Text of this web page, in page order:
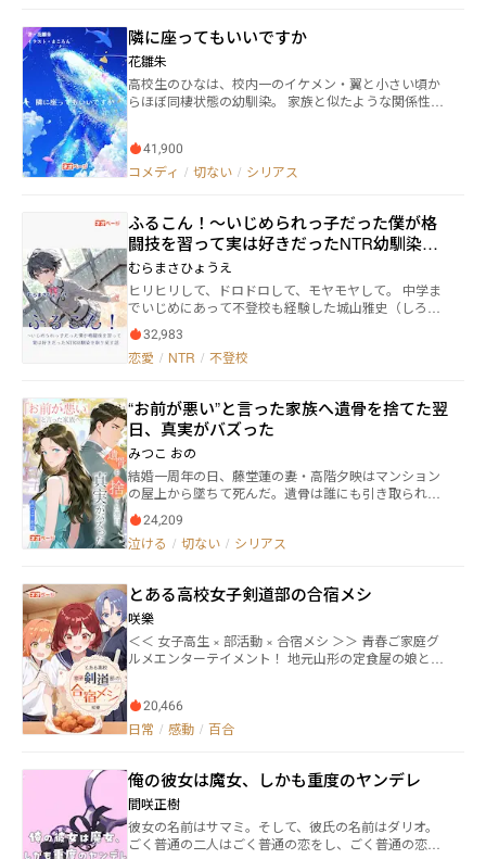
四辻家の屋敷に足を踏み入れたとき、黒川凛は家主の
座に堂々と座って、クズ男とその不貞な女が茶を注ぐ
のを待ち構えていた。 四辻清は厳しい表情で言った。
「これが君の母親だ。四辻家の女主人だ。これから
は、俺を尊敬するように、凛を尊敬しなさい。」 凛は
だね。『ママ』って呼んでみなよ。」 四辻涼斗は怒り
と嫉妬で顔がひび割れそうだった。 彼女がクズ男と不
貞女を完全に無力化させるため、凛はベッドの上であ
の財産を奪おうと決心した。 しかし毎晩…… 「清、お
願い、放して！ 眠いの。」 満たされることのない男の
前で、凛は腰が砕けそうだった。 だが、男は深い瞳で
冷静に言った。 「跡継ぎはもういらないんだろう？」
凛は歯を食いしばり、男の唇に自らキスをして返事を
した。
隣に座ってもいいですか
花雛朱
高校生のひなは、校内一のイケメン・翼と小さい頃か
らほぼ同棲状態の幼馴染。 家族と似たような関係性な
青春ラブコメディ。
41,900
コメディ / 切ない / シリアス
ふるこん！〜いじめられっ子だった僕が格
闘技を習って実は好きだったNTR幼馴染を
取り戻す話
むらまさひょうえ
ヒリヒリして、ドロドロして、モヤモヤして。 中学ま
でいじめにあって不登校も経験した城山雅史（しろや
ま・まさふみ）は、いじめられっ子から脱却すべく、
高校進学とほぼ時を同じくして空手を習い始める。 と
ころが、初めて出場した試合で、同級生で自分をいじ
った。 さらには、密かに思いを寄せていた幼馴染の黄
崎真依（きざき・まい）が、黒沢と付き合い始めてし
まう。 雅史は逃げるように道場を移籍し、全てを忘れ
たいと格闘技にのめり込んでいくのだが…。 悲劇のダ
ブルインパクト？から、雅史は立ち直ることができる
のか？！ 青春×恋愛×ときどき格闘技！ これまでファ
ンタジーばかり書いてきたので、現実世界ものをやっ
てみたいなと思って書き始めました。 ドロドロぐちゃ
ぐちゃな青春ものにしてやろうと思って、個人的には
けていません。みなさまの反応次第で、エンディング
が変わってくるかもしれません。 雅史とマイの高校３
年間を描いていて、長いです。気長にお付き合いして
いただけると、うれしいです。 【注意】この作品はフ
ィクションです。実在の人物･団体･事件とは一切関係
32,983
恋愛 / NTR / 不登校
“お前が悪い”と言った家族へ――遺骨を捨てた翌
日、真実がバズった
みつこ おの
結婚一周年の日、藤堂蓮の妻・高階夕映はマンション
の屋上から墜ちて死んだ。遺骨は誰にも引き取られ
ず、彼女の不在だけが世界に残った――はずだった。 死後
387日、公益弁護士・宮崎律が遺言に従い、夕映の遺
品を“公開”し始める。七冊の日記、録音筆、医療明
つ、確実に、彼らの言い訳を奪っていく。 「大人しく
て、何も言わない子」――そう決めつけていた実家の両
親。 「裏切られた」――そう信じて妻を切り捨てた夫。 そ
して“姉”として居場所を奪い続けた養女・白石澪。 公
開されるのは恨みの言葉ではない。夕映の日記には、
小さな願いと、数えた回数と、言い訳しない事実だ
け。だからこそ、読んだ者の心が折れていく。 やがて
真相は、取り返しのつかない形で突きつけられる。夫
のものだったのか――。 彼らが泣き崩れても、謝っても、
もう彼女は戻らない。これは、死んだ妻が遺品で行う
公開裁判。愛したはずの人間たちが、自分の手で壊し
た幸福の証拠を、最後まで見届ける物語。
24,209
泣ける / 切ない / シリアス
とある高校女子剣道部の合宿メシ
咲樂
＜＜ 女子高生 × 部活動 × 合宿メシ ＞＞ 青春ご家庭グ
ルメエンターテイメント！ 地元山形の定食屋の娘とし
原因で「人のために料理を作る」と失敗してしまう癖
を身に着けてしまっていた。 そんな彼女はある日、剣
る。 癖のこともあり渋っていたなづなだったが、料理
人としての成長のために誘いを受けることに。 ところ
が、かつては全国優勝も果たした〝強豪〟剣道部は、
日本中から越境の猛者が集まった「剣道ガチ勢」の集
まりだった。 中でもレギュラー候補生しか入寮できな
20,466
日常 / 感動 / 百合
俺の彼女は魔女、しかも重度のヤンデレ
間咲正樹
彼女の名前はサマミ。そして、彼氏の名前はダリオ。
ごく普通の二人はごく普通の恋をし、ごく普通の恋人